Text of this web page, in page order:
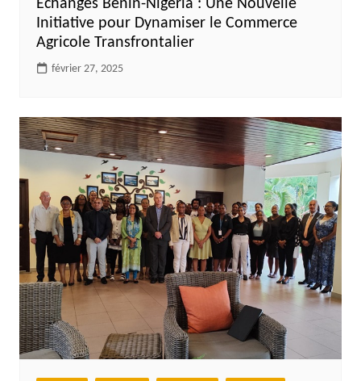
Échanges Bénin-Nigeria : Une Nouvelle
Initiative pour Dynamiser le Commerce
Agricole Transfrontalier
février 27, 2025